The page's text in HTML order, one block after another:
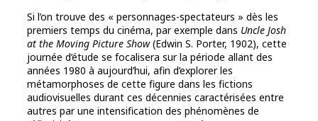
Si l’on trouve des « personnages-spectateurs » dès les
premiers temps du cinéma, par exemple dans Uncle Josh
at the Moving Picture Show(Edwin S. Porter, 1902), cette
journée d’étude se focalisera sur la période allant des
années 1980 à aujourd’hui, afin d’explorer les
métamorphoses de cette figure dans les fictions
audiovisuelles durant ces décennies caractérisées entre
autres par une intensification des phénomènes de